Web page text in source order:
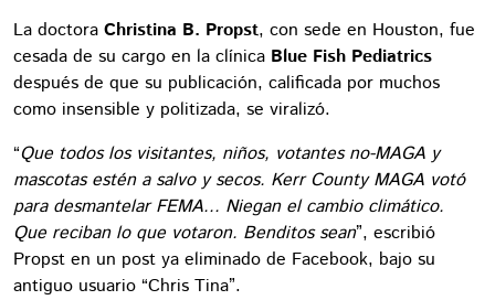
La doctora Christina B. Propst, con sede en Houston, fue
cesada de su cargo en la clínica Blue Fish Pediatrics
después de que su publicación, calificada por muchos
como insensible y politizada, se viralizó.
“Que todos los visitantes, niños, votantes no-MAGA y
mascotas estén a salvo y secos. Kerr County MAGA votó
para desmantelar FEMA... Niegan el cambio climático.
Que reciban lo que votaron. Benditos sean”, escribió
Propst en un post ya eliminado de Facebook, bajo su
antiguo usuario “Chris Tina”.